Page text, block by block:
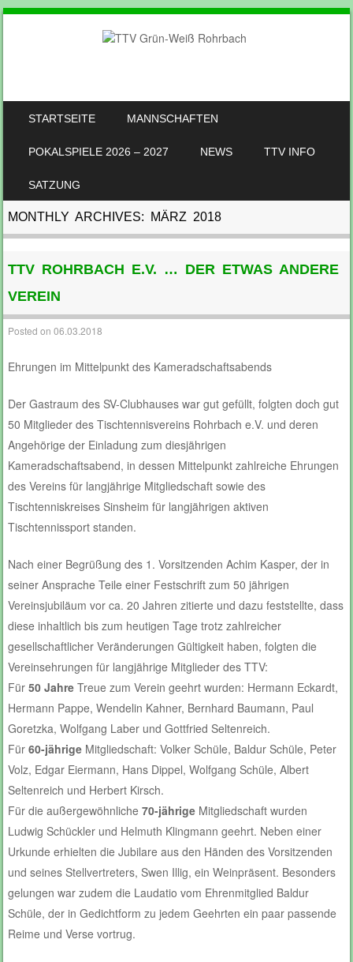
STARTSEITE MANNSCHAFTEN
POKALSPIELE 2026 – 2027 NEWS TTV INFO
SATZUNG
MONTHLY ARCHIVES: MÄRZ 2018
TTV ROHRBACH E.V. … DER ETWAS ANDERE
VEREIN
Posted on06.03.2018
Ehrungen im Mittelpunkt des Kameradschaftsabends
Der Gastraum des SV-Clubhauses war gut gefüllt, folgten doch gut
50 Mitglieder des Tischtennisvereins Rohrbach e.V. und deren
Angehörige der Einladung zum diesjährigen
Kameradschaftsabend, in dessen Mittelpunkt zahlreiche Ehrungen
des Vereins für langjährige Mitgliedschaft sowie des
Tischtenniskreises Sinsheim für langjährigen aktiven
Tischtennissport standen.
Nach einer Begrüßung des 1. Vorsitzenden Achim Kasper, der in
seiner Ansprache Teile einer Festschrift zum 50 jährigen
Vereinsjubiläum vor ca. 20 Jahren zitierte und dazu feststellte, dass
diese inhaltlich bis zum heutigen Tage trotz zahlreicher
gesellschaftlicher Veränderungen Gültigkeit haben, folgten die
Vereinsehrungen für langjährige Mitglieder des TTV:
Für50 Jahre Treue zum Verein geehrt wurden: Hermann Eckardt,
Hermann Pappe, Wendelin Kahner, Bernhard Baumann, Paul
Goretzka, Wolfgang Laber und Gottfried Seltenreich.
Für60-jährige Mitgliedschaft: Volker Schüle, Baldur Schüle, Peter
Volz, Edgar Eiermann, Hans Dippel, Wolfgang Schüle, Albert
Seltenreich und Herbert Kirsch.
Für die außergewöhnliche70-jährige Mitgliedschaft wurden
Ludwig Schückler und Helmuth Klingmann geehrt. Neben einer
Urkunde erhielten die Jubilare aus den Händen des Vorsitzenden
und seines Stellvertreters, Swen Illig, ein Weinpräsent. Besonders
gelungen war zudem die Laudatio vom Ehrenmitglied Baldur
Schüle, der in Gedichtform zu jedem Geehrten ein paar passende
Reime und Verse vortrug.